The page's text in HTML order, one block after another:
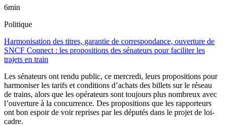
6min
Politique
Harmonisation des titres, garantie de correspondance, ouverture de
SNCF Connect : les propositions des sénateurs pour faciliter les
trajets en train
Les sénateurs ont rendu public, ce mercredi, leurs propositions pour
harmoniser les tarifs et conditions d’achats des billets sur le réseau
de trains, alors que les opérateurs sont toujours plus nombreux avec
l’ouverture à la concurrence. Des propositions que les rapporteurs
ont bon espoir de voir reprises par les députés dans le projet de loi-
cadre.